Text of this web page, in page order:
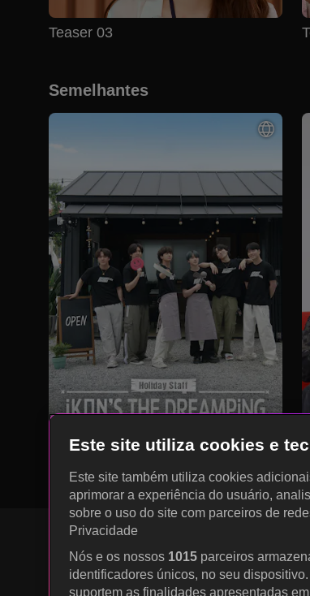
Teaser 03
Semelhantes
KOCOWA+ Redes
Este site utiliza cookies e
Este site também utiliza cookies
aprimorar a experiência do usuário,
sobre o uso do site com parceiros de
Privacidade
Nós e os nossos 1015 parceiros
identificadores únicos, no seu
suportem as finalidades apresentadas